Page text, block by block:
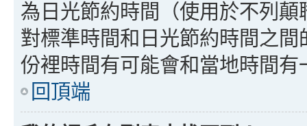
為日光節約時間（使用於不列
對標準時間和日光節約時間之
份裡時間有可能會和當地時間
回頂端